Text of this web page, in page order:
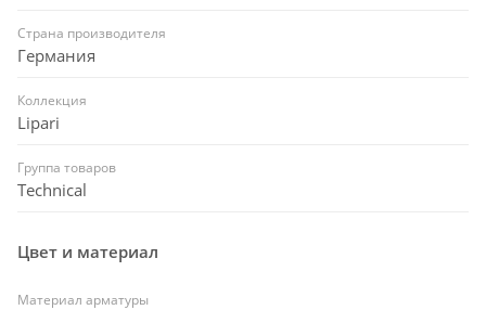
Страна производителя
Германия
Коллекция
Lipari
Группа товаров
Technical
Цвет и материал
Материал арматуры